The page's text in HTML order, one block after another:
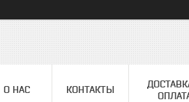
О НАС КОНТАКТЫ